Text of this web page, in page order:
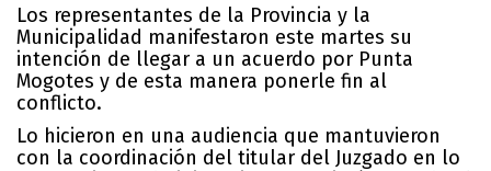
Los representantes de la Provincia y la
Municipalidad manifestaron este martes su
intención de llegar a un acuerdo por Punta
Mogotes y de esta manera ponerle fin al
conflicto.
Lo hicieron en una audiencia que mantuvieron
con la coordinación del titular del Juzgado en lo